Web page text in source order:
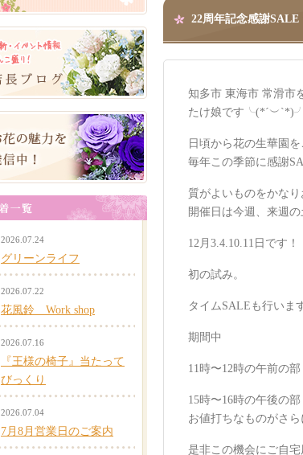
22周年記念感謝
知多市 東海市 常滑市
たけ娘です
日頃から花の生華園
毎年この季節に感謝
質がよいものをかな
開催日は今週、来週の
12月3.4.10.11日です！
初の試み。
タイムSALEも行い
期間中
11時〜12時の午前の部
15時〜16時の午後の部
お値打ちなものがさ
是非この機会にご自
2026.07.24
グリーンライフ
2026.07.22
花風鈴 Work shop
2026.07.16
『王様の椅子』当たって
びっくり
2026.07.04
7月8月営業日のご案内